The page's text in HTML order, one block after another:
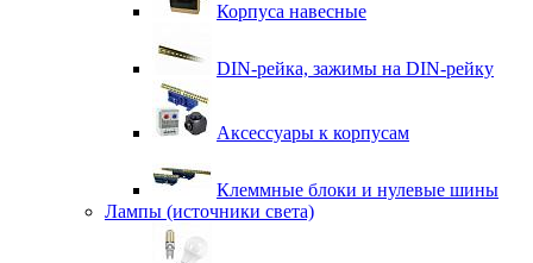
Корпуса навесные
DIN-рейка, зажимы на DIN-рейку
Аксессуары к корпусам
Клеммные блоки и нулевые шины
Лампы (источники света)